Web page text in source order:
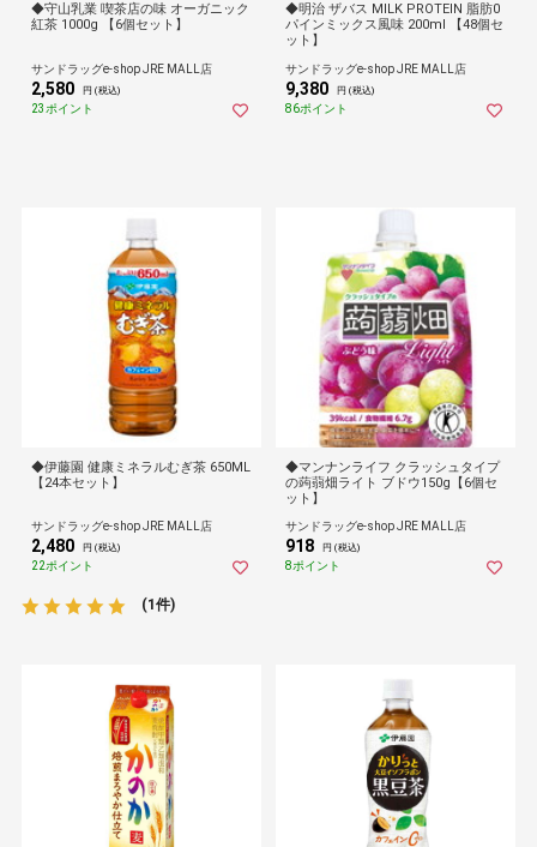
◆守山乳業 喫茶店の味 オーガニック
紅茶 1000g 【6個セット】
サンドラッグe-shop JRE MALL店
2,580 円 (税込)
23ポイント
◆明治 ザバス MILK PROTEIN 脂肪0
パインミックス風味 200ml 【48個セ
ット】
サンドラッグe-shop JRE MALL店
9,380 円 (税込)
86ポイント
◆伊藤園 健康ミネラルむぎ茶 650ML
【24本セット】
サンドラッグe-shop JRE MALL店
2,480 円 (税込)
22ポイント
(1件)
◆マンナンライフ クラッシュタイプ
の蒟蒻畑ライト ブドウ150g【6個セ
ット】
サンドラッグe-shop JRE MALL店
918 円 (税込)
8ポイント